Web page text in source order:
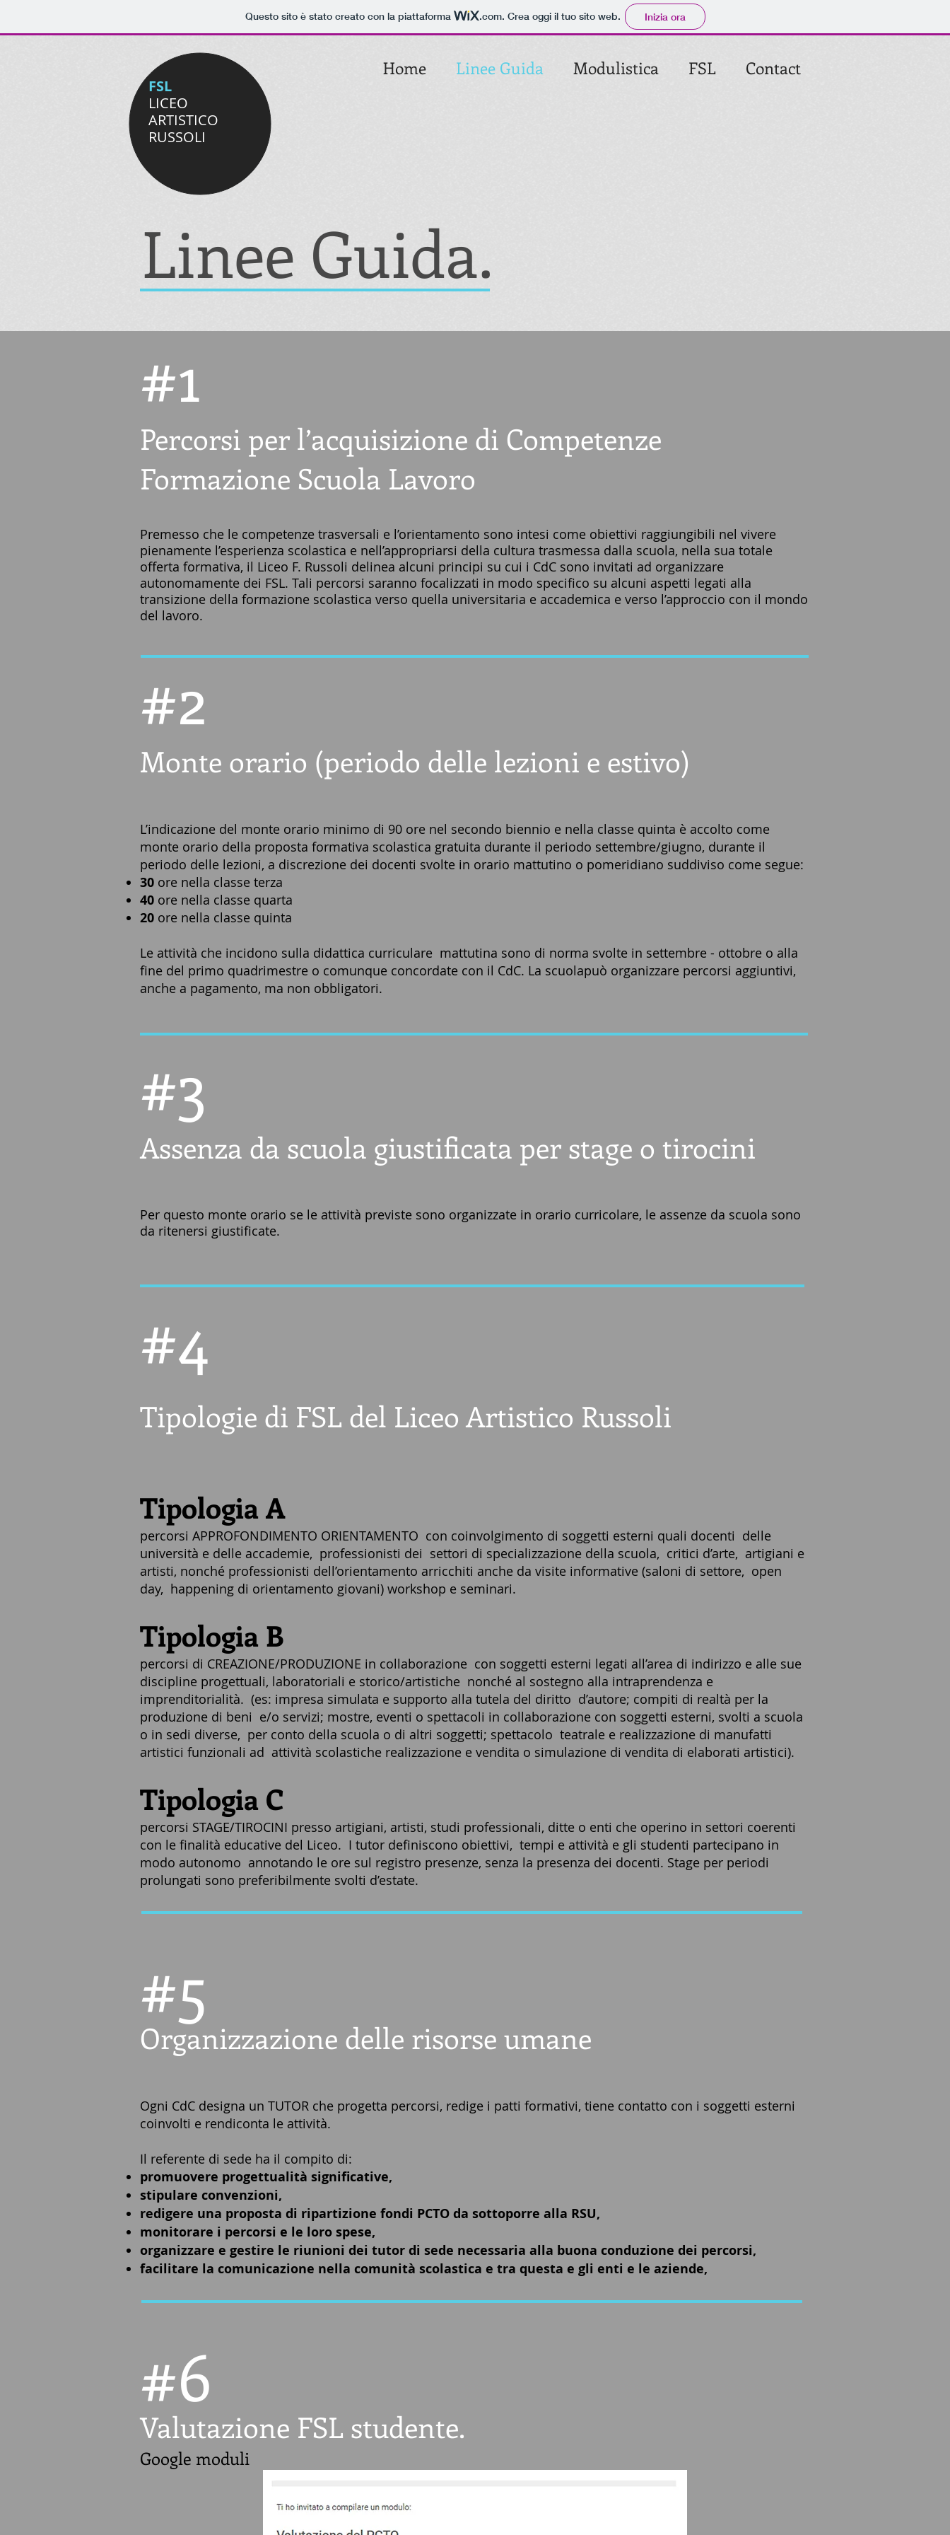
Questo sito è stato creato con la piattaforma .com. Crea oggi il tuo sito web. Inizia ora
FSL
LICEO
ARTISTICO
RUSSOLI
Home Linee Guida Modulistica FSL Contact
Linee Guida.
#1
Percorsi per l’acquisizione di Competenze
Formazione Scuola Lavoro
Premesso che le competenze trasversali e l’orientamento sono intesi come obiettivi raggiungibili nel vivere
pienamente l’esperienza scolastica e nell’appropriarsi della cultura trasmessa dalla scuola, nella sua totale
offerta formativa, il Liceo F. Russoli delinea alcuni principi su cui i CdC sono invitati ad organizzare
autonomamente dei FSL. Tali percorsi saranno focalizzati in modo specifico su alcuni aspetti legati alla
transizione della formazione scolastica verso quella universitaria e accademica e verso l’approccio con il mondo
del lavoro.
#2
Monte orario (periodo delle lezioni e estivo)
L’indicazione del monte orario minimo di 90 ore nel secondo biennio e nella classe quinta è accolto come
monte orario della proposta formativa scolastica gratuita durante il periodo settembre/giugno, durante il
periodo delle lezioni, a discrezione dei docenti svolte in orario mattutino o pomeridiano suddiviso come segue:
30 ore nella classe terza
40 ore nella classe quarta
20 ore nella classe quinta
Le attività che incidono sulla didattica curriculare mattutina sono di norma svolte in settembre - ottobre o alla
fine del primo quadrimestre o comunque concordate con il CdC. La scuolapuò organizzare percorsi aggiuntivi,
anche a pagamento, ma non obbligatori.
#3
Assenza da scuola giustificata per stage o tirocini
Per questo monte orario se le attività previste sono organizzate in orario curricolare, le assenze da scuola sono
da ritenersi giustificate.
#4
Tipologie di FSL del Liceo Artistico Russoli
Tipologia A
percorsi APPROFONDIMENTO ORIENTAMENTO con coinvolgimento di soggetti esterni quali docenti delle
università e delle accademie, professionisti dei settori di specializzazione della scuola, critici d’arte, artigiani e
artisti, nonché professionisti dell’orientamento arricchiti anche da visite informative (saloni di settore, open
day, happening di orientamento giovani) workshop e seminari.
Tipologia B
percorsi di CREAZIONE/PRODUZIONE in collaborazione con soggetti esterni legati all’area di indirizzo e alle sue
discipline progettuali, laboratoriali e storico/artistiche nonché al sostegno alla intraprendenza e
imprenditorialità. (es: impresa simulata e supporto alla tutela del diritto d’autore; compiti di realtà per la
produzione di beni e/o servizi; mostre, eventi o spettacoli in collaborazione con soggetti esterni, svolti a scuola
o in sedi diverse, per conto della scuola o di altri soggetti; spettacolo teatrale e realizzazione di manufatti
artistici funzionali ad attività scolastiche realizzazione e vendita o simulazione di vendita di elaborati artistici).
Tipologia C
percorsi STAGE/TIROCINI presso artigiani, artisti, studi professionali, ditte o enti che operino in settori coerenti
con le finalità educative del Liceo. I tutor definiscono obiettivi, tempi e attività e gli studenti partecipano in
modo autonomo annotando le ore sul registro presenze, senza la presenza dei docenti. Stage per periodi
prolungati sono preferibilmente svolti d’estate.
#5
Organizzazione delle risorse umane
Ogni CdC designa un TUTOR che progetta percorsi, redige i patti formativi, tiene contatto con i soggetti esterni
coinvolti e rendiconta le attività.
Il referente di sede ha il compito di:
promuovere progettualità significative,
stipulare convenzioni,
redigere una proposta di ripartizione fondi PCTO da sottoporre alla RSU,
monitorare i percorsi e le loro spese,
organizzare e gestire le riunioni dei tutor di sede necessaria alla buona conduzione dei percorsi,
facilitare la comunicazione nella comunità scolastica e tra questa e gli enti e le aziende,
#6
Valutazione FSL studente.
Google moduli